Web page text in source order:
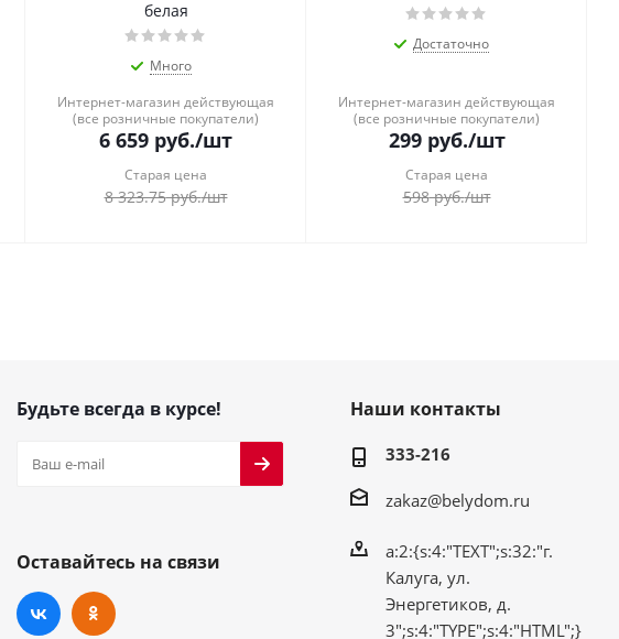
белая
Много
Интернет-магазин действующая
(все розничные покупатели)
6 659 руб./шт
Старая цена
8 323.75руб./шт
Достаточно
Интернет-магазин действующая
(все розничные покупатели)
299руб./шт
Старая цена
598руб./шт
Будьте всегда в курсе!
Оставайтесь на связи
Наши контакты
333-216
zakaz@belydom.ru
a:2:{s:4:"TEXT";s:32:"г.
Калуга, ул.
Энергетиков, д.
3";s:4:"TYPE";s:4:"HTML";}